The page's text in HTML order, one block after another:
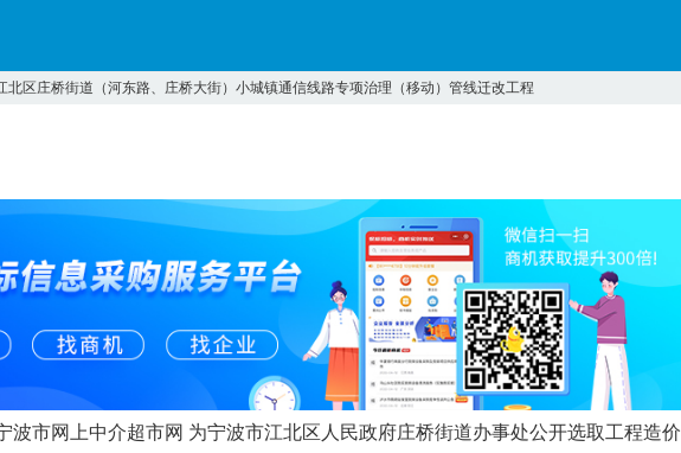
北区庄桥街道（河东路、庄桥大街）小城镇通信线路专项治理（移动）管线迁改工程
波市网上中介超市网 为宁波市江北区人民政府庄桥街道办事处公开选取工程造价